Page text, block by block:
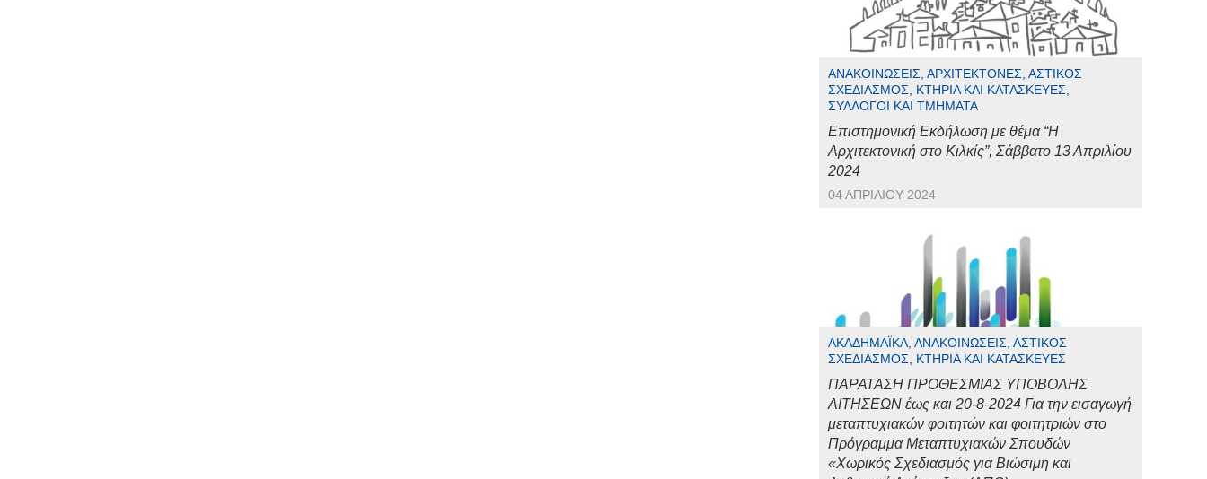
ΑΝΑΚΟΙΝΏΣΕΙΣ, ΑΡΧΙΤΈΚΤΟΝΕΣ, ΑΣΤΙΚΌΣ
ΣΧΕΔΙΑΣΜΌΣ, ΚΤΉΡΙΑ ΚΑΙ ΚΑΤΑΣΚΕΥΈΣ,
ΣΎΛΛΟΓΟΙ ΚΑΙ ΤΜΉΜΑΤΑ
Επιστημονική Εκδήλωση με θέμα “Η
Αρχιτεκτονική στο Κιλκίς”, Σάββατο 13 Απριλίου
2024
04 ΑΠΡΙΛΊΟΥ 2024
ΑΚΑΔΗΜΑΪΚΆ, ΑΝΑΚΟΙΝΏΣΕΙΣ, ΑΣΤΙΚΌΣ
ΣΧΕΔΙΑΣΜΌΣ, ΚΤΉΡΙΑ ΚΑΙ ΚΑΤΑΣΚΕΥΈΣ
ΠΑΡΑΤΑΣΗ ΠΡΟΘΕΣΜΙΑΣ ΥΠΟΒΟΛΗΣ
ΑΙΤΗΣΕΩΝ έως και 20-8-2024 Για την εισαγωγή
μεταπτυχιακών φοιτητών και φοιτητριών στο
Πρόγραμμα Μεταπτυχιακών Σπουδών
«Χωρικός Σχεδιασμός για Βιώσιμη και